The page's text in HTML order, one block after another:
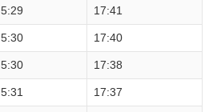
5:29 17:41
5:30 17:40
5:30 17:38
5:31 17:37